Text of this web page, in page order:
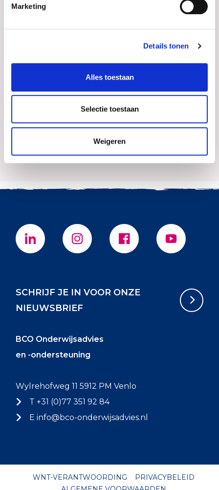
Marketing
Details tonen
Alles toestaan
Selectie toestaan
Weigeren
SCHRIJF JE IN VOOR ONZE
NIEUWSBRIEF
BCO Onderwijsadvies
en -ondersteuning
Wylrehofweg 11 5912 PM Venlo
T +31 (0)77 351 92 84
E info@bco-onderwijsadvies.nl
WNT-VERANTWOORDING
PRIVACYBELEID